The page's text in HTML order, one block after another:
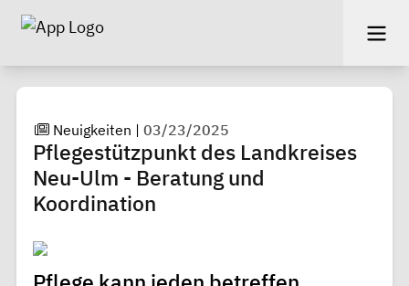
Neuigkeiten |03/23/2025
Pflegestützpunkt des Landkreises
Neu-Ulm - Beratung und
Koordination